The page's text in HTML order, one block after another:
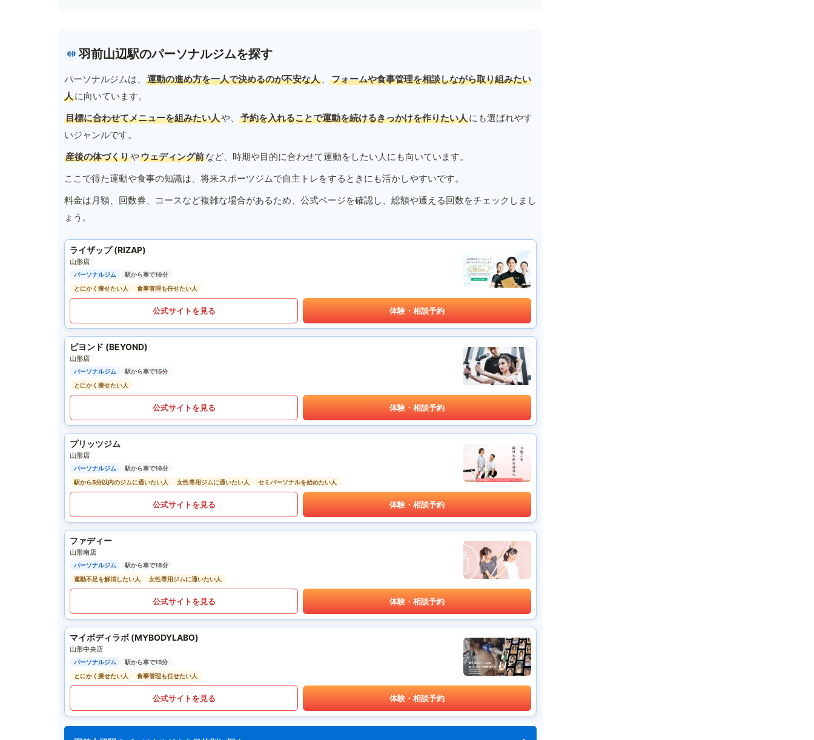
羽前山辺駅のパーソナルジムを探す
パーソナルジムは、 運動の進め方を一人で決めるのが不安な人 、
フォームや食事管理を相談しながら取り組みたい
人に向いています。
目標に合わせてメニューを組みたい人や、 予約を入れることで運動を続けるきっかけを作りたい人にも選ばれやす
いジャンルです。
産後の体づくりやウェディング前など、時期や目的に合わせて運動をしたい人にも向いています。
ここで得た運動や食事の知識は、将来スポーツジムで自主トレをするときにも活かしやすいです。
料金は月額、回数券、コースなど複雑な場合があるため、公式ページを確認し、総額や通える回数をチェックしまし
ょう。
ライザップ (RIZAP)
山形店
パーソナルジム
駅から車で16分
とにかく痩せたい人
食事管理も任せたい人
公式サイトを見る 体験・相談予約
ビヨンド (BEYOND)
山形店
パーソナルジム
駅から車で15分
とにかく痩せたい人
公式サイトを見る 体験・相談予約
プリッツジム
山形店
パーソナルジム
駅から車で16分
駅から5分以内のジムに通いたい人
女性専用ジムに通いたい人 セミパーソナルを始めたい人
公式サイトを見る 体験・相談予約
ファディー
山形南店
パーソナルジム
駅から車で18分
運動不足を解消したい人
女性専用ジムに通いたい人
公式サイトを見る 体験・相談予約
マイボディラボ (MYBODYLABO)
山形中央店
パーソナルジム
駅から車で15分
とにかく痩せたい人
食事管理も任せたい人
公式サイトを見る 体験・相談予約